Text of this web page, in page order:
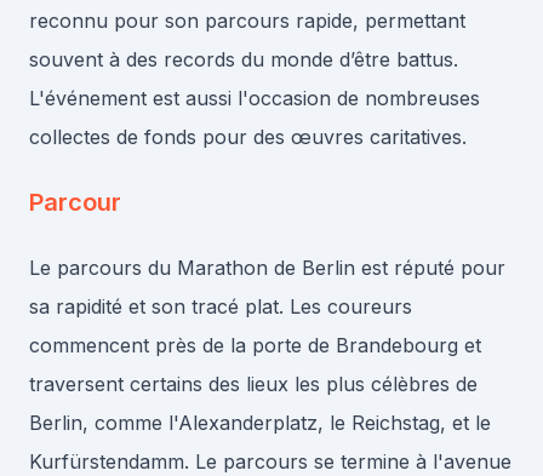
reconnu pour son parcours rapide, permettant
souvent à des records du monde d’être battus.
L'événement est aussi l'occasion de nombreuses
collectes de fonds pour des œuvres caritatives.
Parcour
Le parcours du Marathon de Berlin est réputé pour
sa rapidité et son tracé plat. Les coureurs
commencent près de la porte de Brandebourg et
traversent certains des lieux les plus célèbres de
Berlin, comme l'Alexanderplatz, le Reichstag, et le
Kurfürstendamm. Le parcours se termine à l'avenue